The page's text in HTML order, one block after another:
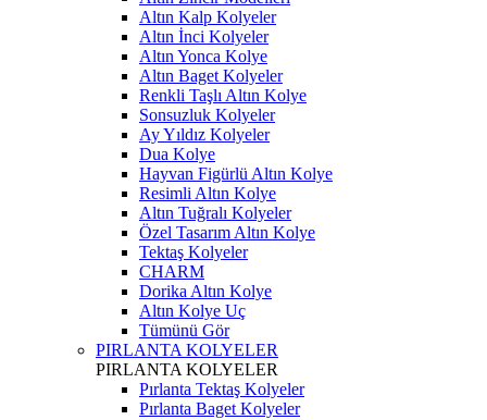
Altın Kalp Kolyeler
Altın İnci Kolyeler
Altın Yonca Kolye
Altın Baget Kolyeler
Renkli Taşlı Altın Kolye
Sonsuzluk Kolyeler
Ay Yıldız Kolyeler
Dua Kolye
Hayvan Figürlü Altın Kolye
Resimli Altın Kolye
Altın Tuğralı Kolyeler
Özel Tasarım Altın Kolye
Tektaş Kolyeler
CHARM
Dorika Altın Kolye
Altın Kolye Uç
Tümünü Gör
PIRLANTA KOLYELER
PIRLANTA KOLYELER
Pırlanta Tektaş Kolyeler
Pırlanta Baget Kolyeler